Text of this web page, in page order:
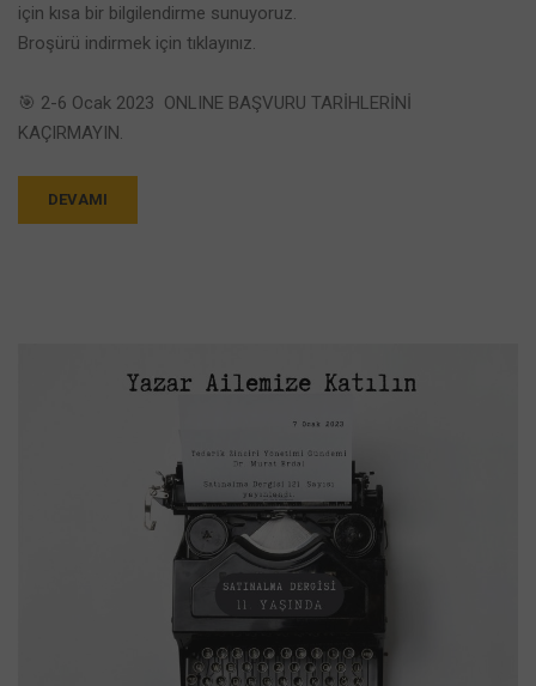
için kısa bir bilgilendirme sunuyoruz.
Broşürü indirmek için tıklayınız.
🎯 2-6 Ocak 2023 ONLINE BAŞVURU TARİHLERİNİ
KAÇIRMAYIN.
DEVAMI